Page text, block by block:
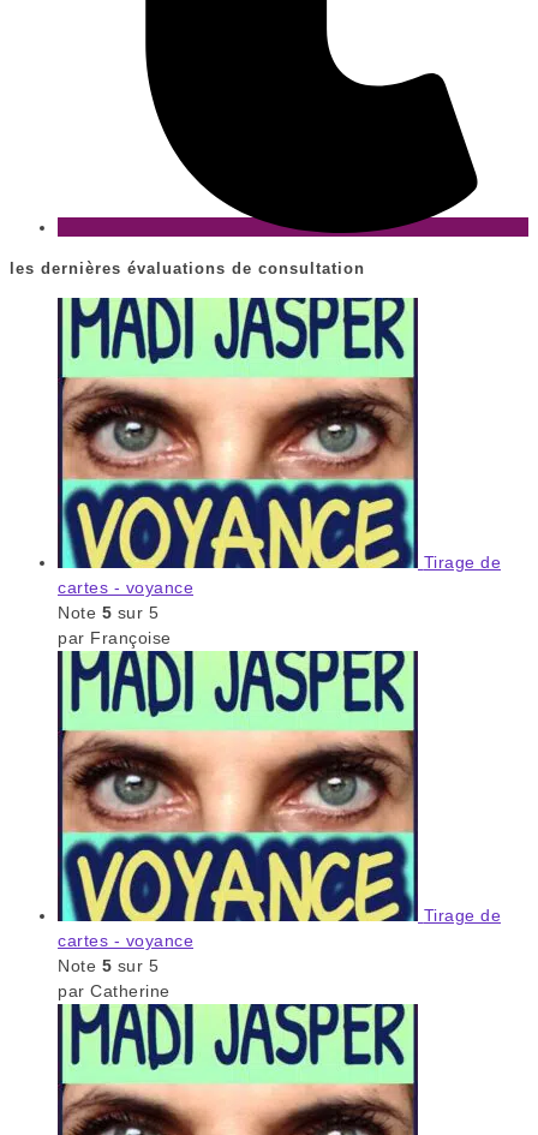
les dernières évaluations de consultation
Tirage de
cartes - voyance
Note 5 sur 5
par Françoise
Tirage de
cartes - voyance
Note 5 sur 5
par Catherine